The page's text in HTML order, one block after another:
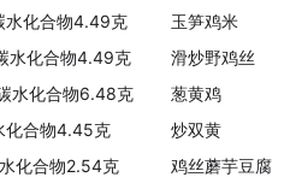
水化合物4.49克 玉笋鸡米
水化合物4.49克 滑炒野鸡丝
水化合物6.48克 葱黄鸡
化合物4.45克 炒双黄
化合物2.54克 鸡丝蘑芋豆腐